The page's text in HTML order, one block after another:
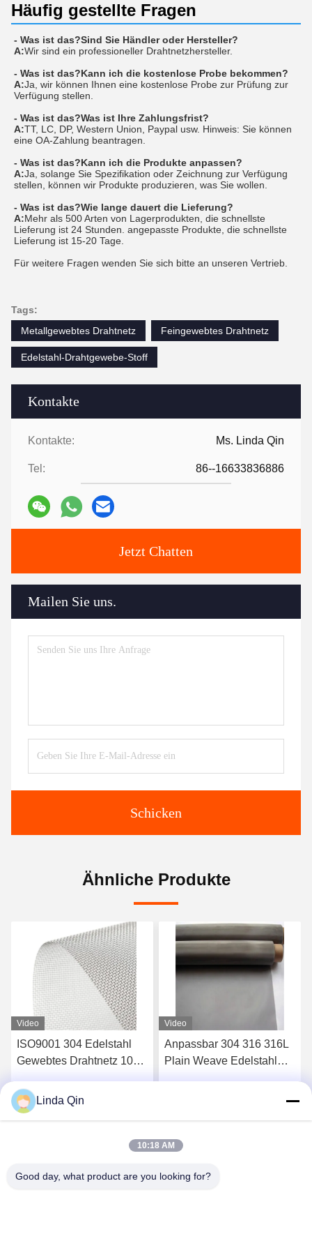
Kontakte
Kontakte: Ms. Linda Qin
Tel: 86--16633836886
Jetzt Chatten
Mailen Sie uns.
Schicken
Häufig gestellte Fragen
- Was ist das?Sind Sie Händler oder Hersteller?
A:Wir sind ein professioneller Drahtnetzhersteller.
- Was ist das?Kann ich die kostenlose Probe bekommen?
A:Ja, wir können Ihnen eine kostenlose Probe zur Prüfung zur
Verfügung stellen.
- Was ist das?Was ist Ihre Zahlungsfrist?
A:TT, LC, DP, Western Union, Paypal usw. Hinweis: Sie können
eine OA-Zahlung beantragen.
- Was ist das?Kann ich die Produkte anpassen?
A:Ja, solange Sie Spezifikation oder Zeichnung zur Verfügung
stellen, können wir Produkte produzieren, was Sie wollen.
- Was ist das?Wie lange dauert die Lieferung?
A:Mehr als 500 Arten von Lagerprodukten, die schnellste
Lieferung ist 24 Stunden. angepasste Produkte, die schnellste
Lieferung ist 15-20 Tage.
Für weitere Fragen wenden Sie sich bitte an unseren Vertrieb.
Tags:
Metallgewebtes Drahtnetz
Feingewebtes Drahtnetz
Edelstahl-Drahtgewebe-Stoff
Ähnliche Produkte
Video
ISO9001 304 Edelstahl
Gewebtes Drahtnetz 100
Jetzt Chatten
Video
Anpassbar 304 316 316L
Plain Weave Edelstahl
Linda Qin
10:18 AM
Good day, what product are you looking for?